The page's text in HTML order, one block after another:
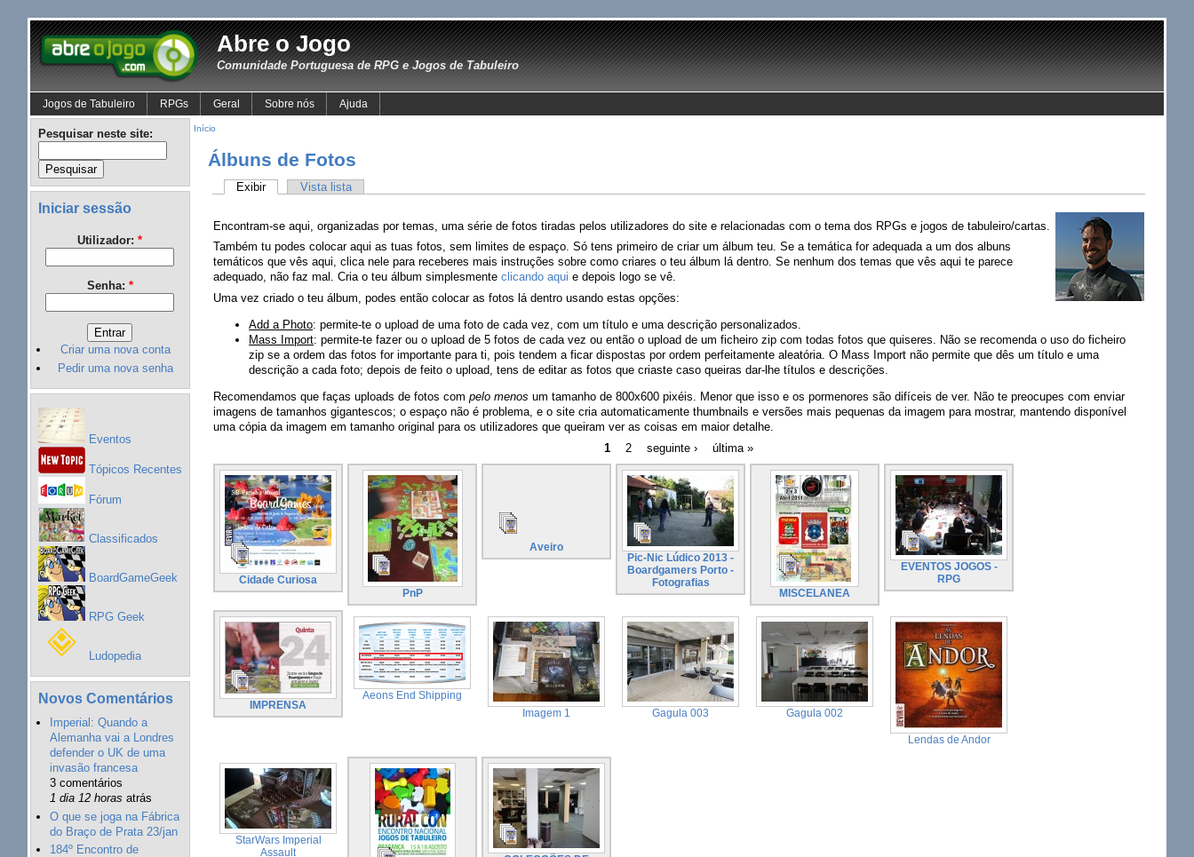
Abre o Jogo
Comunidade Portuguesa de RPG e Jogos de Tabuleiro
Jogos de Tabuleiro RPGs Geral Sobre nós Ajuda
Pesquisar neste site:
Iniciar sessão
Utilizador:*
Senha: *
Criar uma nova conta
Pedir uma nova senha
Eventos
Tópicos Recentes
Fórum
Classificados
BoardGameGeek
RPG Geek
Ludopedia
Novos Comentários
Imperial: Quando a
Alemanha vai a Londres
defender o UK de uma
invasão francesa
3 comentários
1 dia 12 horas atrás
O que se joga na Fábrica
do Braço de Prata 23/jan
184º Encontro de
Início
Álbuns de Fotos
Exibir Vista lista
Encontram-se aqui, organizadas por temas, uma série de fotos tiradas pelos utilizadores do site e relacionadas com o tema dos RPGs e jogos de tabuleiro/cartas.
Também tu podes colocar aqui as tuas fotos, sem limites de espaço. Só tens primeiro de criar um álbum teu. Se a temática for adequada a um dos albuns
temáticos que vês aqui, clica nele para receberes mais instruções sobre como criares o teu álbum lá dentro. Se nenhum dos temas que vês aqui te parece
adequado, não faz mal. Cria o teu álbum simplesmenteclicando aqui e depois logo se vê.
Uma vez criado o teu álbum, podes então colocar as fotos lá dentro usando estas opções:
Add a Photo: permite-te o upload de uma foto de cada vez, com um título e uma descrição personalizados.
Mass Import: permite-te fazer ou o upload de 5 fotos de cada vez ou então o upload de um ficheiro zip com todas fotos que quiseres. Não se recomenda o uso do ficheiro
zip se a ordem das fotos for importante para ti, pois tendem a ficar dispostas por ordem perfeitamente aleatória. O Mass Import não permite que dês um título e uma
descrição a cada foto; depois de feito o upload, tens de editar as fotos que criaste caso queiras dar-lhe títulos e descrições.
Recomendamos que faças uploads de fotos compelo menos um tamanho de 800x600 pixéis. Menor que isso e os pormenores são difíceis de ver. Não te preocupes com enviar
imagens de tamanhos gigantescos; o espaço não é problema, e o site cria automaticamente thumbnails e versões mais pequenas da imagem para mostrar, mantendo disponível
uma cópia da imagem em tamanho original para os utilizadores que queiram ver as coisas em maior detalhe.
1
2 seguinte › última »
Cidade Curiosa
PnP
Aveiro
Pic-Nic Lúdico 2013 -
Boardgamers Porto -
Fotografias
MISCELANEA
EVENTOS JOGOS -
RPG
IMPRENSA
Aeons End Shipping
Imagem 1
Gagula 003 Gagula 002
Lendas de Andor
StarWars Imperial
Assault